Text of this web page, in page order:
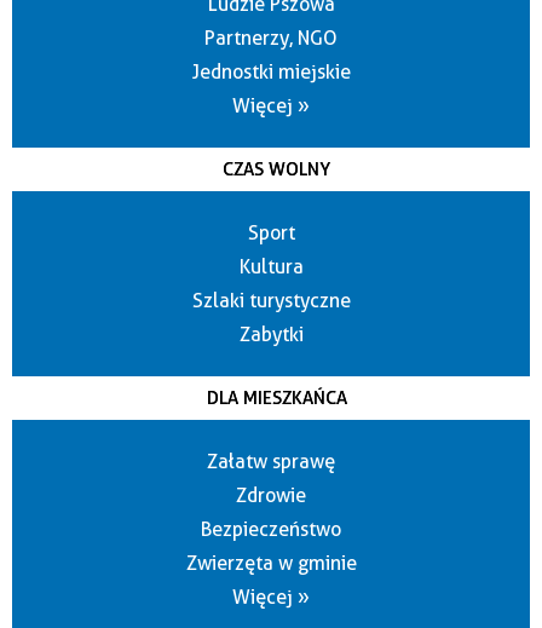
Partnerzy, NGO
Jednostki miejskie
Więcej »
CZAS WOLNY
Sport
Kultura
Szlaki turystyczne
Zabytki
DLA MIESZKAŃCA
Załatw sprawę
Zdrowie
Bezpieczeństwo
Zwierzęta w gminie
Więcej »